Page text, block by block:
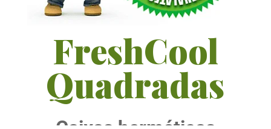
FreshCool
Quadradas